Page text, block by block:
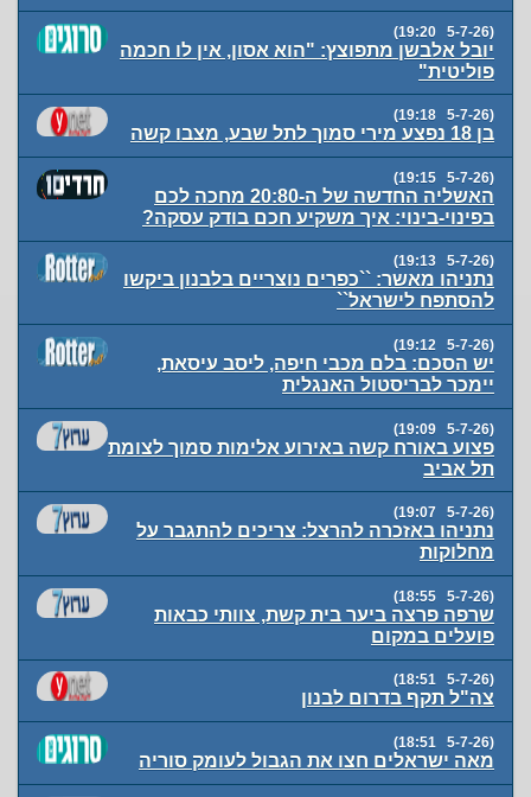
(5-7-26 19:20)
יובל אלבשן מתפוצץ: "הוא אסון, אין לו חכמה
פוליטית"
(5-7-26 19:18)
בן 18 נפצע מירי סמוך לתל שבע, מצבו קשה
(5-7-26 19:15)
האשליה החדשה של ה-20:80 מחכה לכם
בפינוי-בינוי: איך משקיע חכם בודק עסקה?
(5-7-26 19:13)
נתניהו מאשר: ``כפרים נוצריים בלבנון ביקשו
להסתפח לישראל``
(5-7-26 19:12)
יש הסכם: בלם מכבי חיפה, ליסב עיסאת,
יימכר לבריסטול האנגלית
(5-7-26 19:09)
פצוע באורח קשה באירוע אלימות סמוך לצומת
תל אביב
(5-7-26 19:07)
נתניהו באזכרה להרצל: צריכים להתגבר על
מחלוקות
(5-7-26 18:55)
שרפה פרצה ביער בית קשת, צוותי כבאות
פועלים במקום
(5-7-26 18:51)
צה"ל תקף בדרום לבנון
(5-7-26 18:51)
מאה ישראלים חצו את הגבול לעומק סוריה